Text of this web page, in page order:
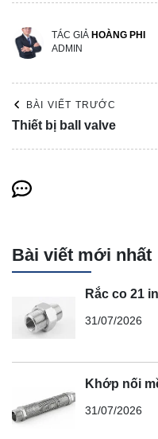
TÁC GIẢ HOÀNG PHI
ADMIN
BÀI VIẾT TRƯỚC
Thiết bị ball valve
Bài viết mới nhất
Rắc co 21
31/07/2026
Khớp nối
31/07/2026